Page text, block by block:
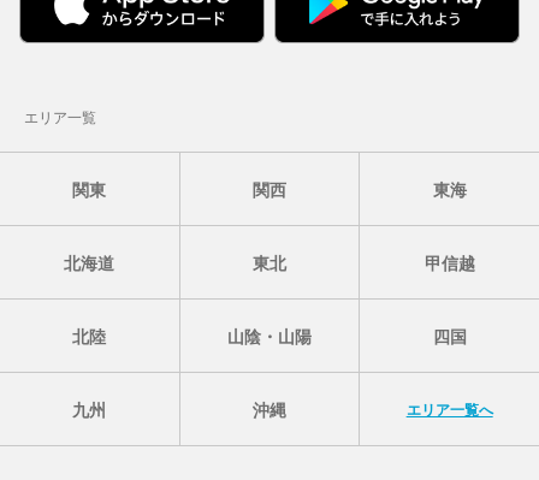
エリア一覧
関東 関西 東海
北海道 東北 甲信越
北陸 山陰・山陽 四国
九州 沖縄 エリア一覧へ